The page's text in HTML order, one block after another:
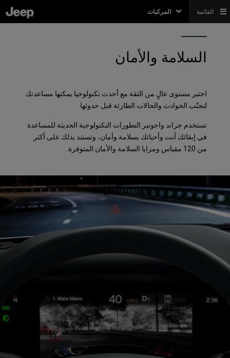
المركبات القائمة
السلامة والأمان
اختبر مستوى عالٍ من الثقة مع أحدث تكنولوجيا يمكنها مساعدتك
لتجنّب الحوادث والحالات الطارئة قبل حدوثها
تستخدم جراند واجونير التطورات التكنولوجية الحديثة للمساعدة
في إبقائك أنت وأحبائك بسلامة وأمان، وتستند بذلك على أكثر
من 120 مقياس ومزايا السلامة والأمان المتوفرة.